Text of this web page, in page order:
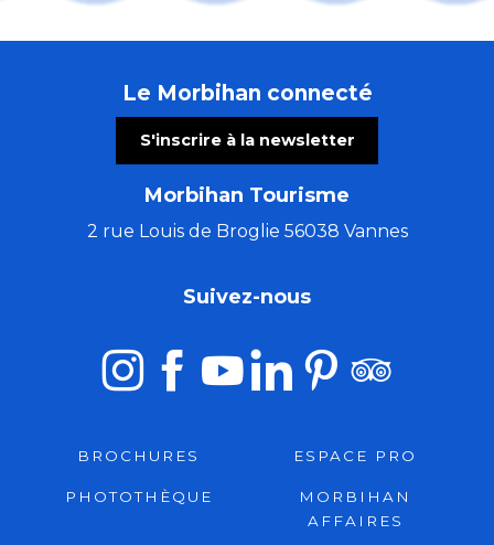
Les Vendredis Dañs Alre
El Locutorio itinerante - Chanson franco-latine
Atelier créatif avec Cécile White - Empreinte
La Côte Sauvage : un paysage et une biodiversité à
Les Ateliers bois de l'été (5 à 7 ans)
Flânerie contée avec Lindylou
Cinéma en plein air
Le Morbihan connecté
S'inscrire à la newsletter
Morbihan Tourisme
2 rue Louis de Broglie 56038 Vannes
Suivez-nous
BROCHURES ESPACE PRO
PHOTOTHÈQUE
MORBIHAN
AFFAIRES